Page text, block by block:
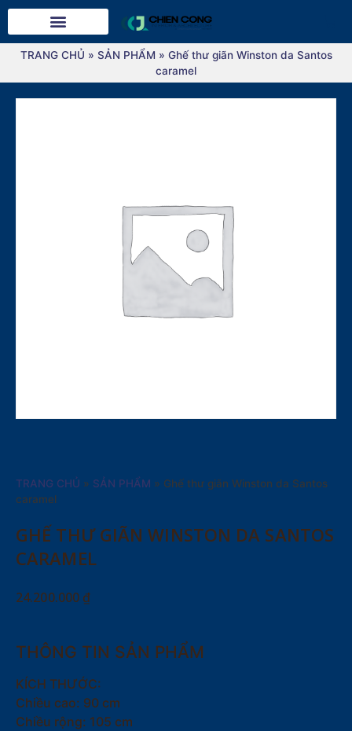
TRANG CHỦ » SẢN PHẨM » Ghế thư giãn Winston da Santos
caramel
TRANG CHỦ » SẢN PHẨM » Ghế thư giãn Winston da Santos
caramel
GHẾ THƯ GIÃN WINSTON DA SANTOS
CARAMEL
24.200.000 ₫
THÔNG TIN SẢN PHẨM
KÍCH THƯỚC:
Chiều cao: 90 cm
Chiều rộng: 105 cm